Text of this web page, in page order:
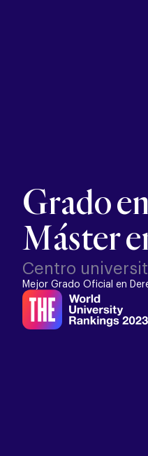
Grado
Máster
Centro
Mejor Grado Oficial en